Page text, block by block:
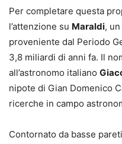
Per completare questa
l’attenzione su Maraldi,
proveniente dal Periodo
3,8 miliardi di anni fa. Il
all’astronomo italiano
nipote di Gian Domenico
ricerche in campo
Contornato da basse